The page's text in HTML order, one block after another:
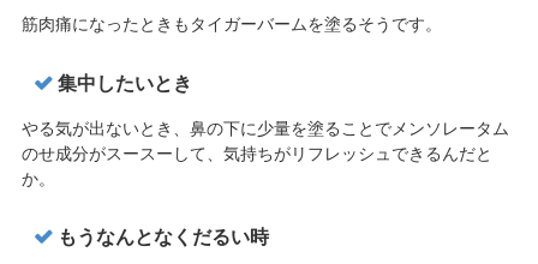
筋肉痛になったときもタイガーバームを塗るそうです。
集中したいとき
やる気が出ないとき、鼻の下に少量を塗ることでメンソレータム
のせ成分がスースーして、気持ちがリフレッシュできるんだと
か。
もうなんとなくだるい時